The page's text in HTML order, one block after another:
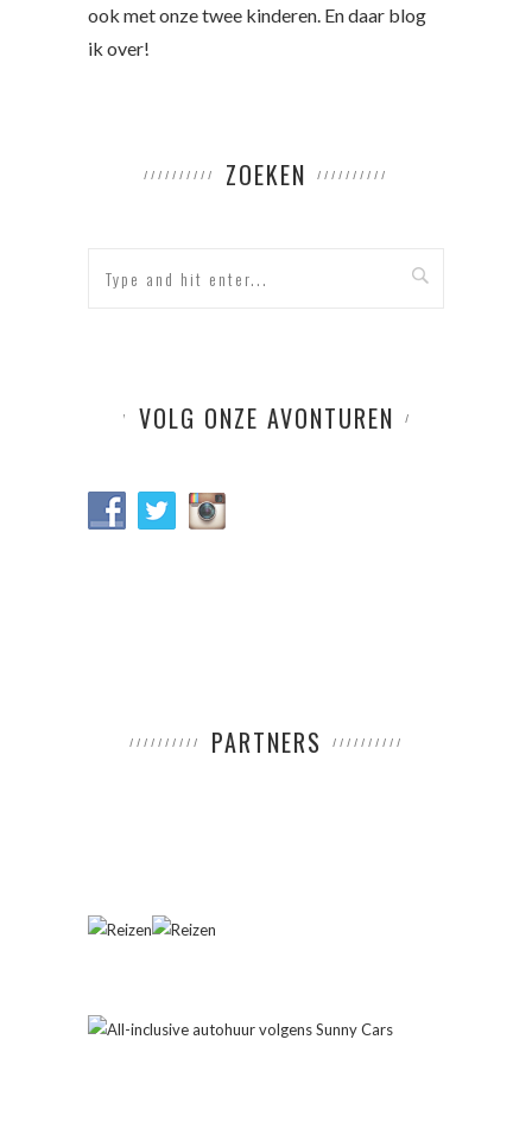
ook met onze twee kinderen. En daar blog
ik over!
ZOEKEN
VOLG ONZE AVONTUREN
PARTNERS